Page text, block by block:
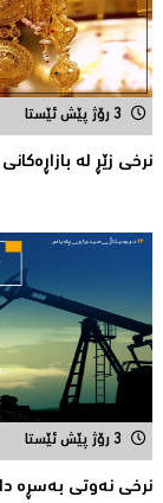
3 رۆژ پێش ئێستا
نرخی زێڕ له‌
3 رۆژ پێش ئێستا
نرخی نه‌وتی به‌سڕه‌